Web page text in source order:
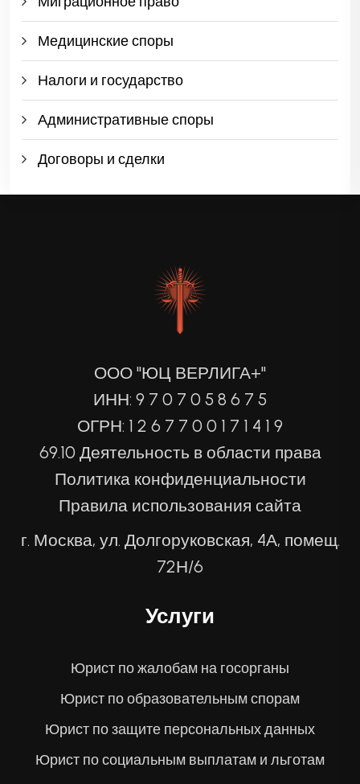
Медицинские споры
Налоги и государство
Административные споры
Договоры и сделки
ООО "ЮЦ ВЕРЛИГА+"
ИНН: 9 7 0 7 0 5 8 6 7 5
ОГРН: 1 2 6 7 7 0 0 1 7 1 4 1 9
69.10 Деятельность в области права
Политика конфиденциальности
Правила использования сайта
г. Москва, ул. Долгоруковская, 4А, помещ.
72Н/6
Услуги
Юрист по жалобам на госорганы
Юрист по образовательным спорам
Юрист по защите персональных данных
Юрист по социальным выплатам и льготам